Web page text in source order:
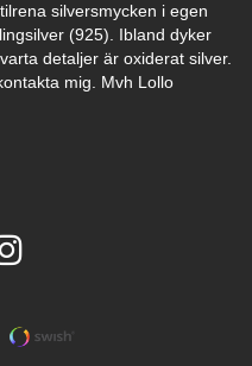
silversmycken i egen
(925). Ibland dyker
detaljer är oxiderat silver.
mig. Mvh Lollo